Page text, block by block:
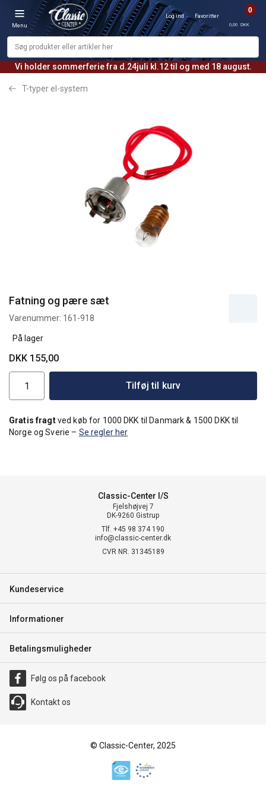
Vi holder sommerferie fra d.24juli kl.12 til og med 18 august.
Menu
Log ind Favoritter
0
0,00 DKK
T-typer el-system
Fatning og pære sæt
Varenummer: 161-918
På lager
DKK 155,00
Tilføj til kurv
Gratis fragtved køb for 1000 DKK til Danmark & 1500 DKK til
Norge og Sverie – Se regler her
Classic-Center I/S
Fjelshøjvej 7
DK-9260 Gistrup
Tlf. +45 98 374 190
info@classic-center.dk
CVR NR. 31345189
Kundeservice
Informationer
Betalingsmuligheder
Følg os på facebook
Kontakt os
© Classic-Center, 2025